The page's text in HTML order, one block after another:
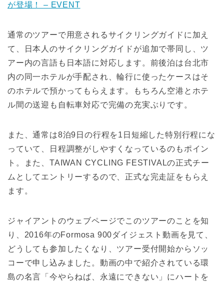
が登場！ – EVENT
通常のツアーで用意されるサイクリングガイドに加え
て、日本人のサイクリングガイドが追加で帯同し、ツ
アー内の言語も日本語に対応します。前後泊は台北市
内の同一ホテルが手配され、輪行に使ったケースはそ
のホテルで預かってもらえます。もちろん空港とホテ
ル間の送迎も自転車対応で完備の充実ぶりです。
また、通常は8泊9日の行程を1日短縮した特別行程にな
っていて、日程調整がしやすくなっているのもポイン
ト。また、TAIWAN CYCLING FESTIVALの正式チー
ムとしてエントリーするので、正式な完走証をもらえ
ます。
ジャイアントのウェブページでこのツアーのことを知
り、2016年のFormosa 900ダイジェスト動画を見て、
どうしても参加したくなり、ツアー受付開始からソッ
コーで申し込みました。動画の中で紹介されている環
島の名言「今やらねば、永遠にできない」にハートを